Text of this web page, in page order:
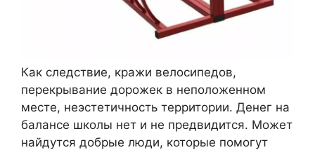
Как следствие, кражи велосипедов,
перекрывание дорожек в неположенном
месте, неэстетичность территории. Денег на
балансе школы нет и не предвидится. Может
найдутся добрые люди, которые помогут